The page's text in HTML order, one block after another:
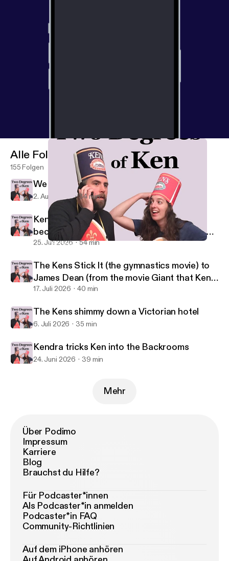
The Devil Drinks Seltzer (in this case the devil is the Kens)
Alle Folgen
155 Folgen
We Coulda Been Kentenders
2. Aug. 2026 34 min
Ken and Kendra go on an Odyssey. Kendra
becomes a pig, Ken is Charlize Theron on the
beach.
25. Juli 2026 54 min
The Kens Stick It (the gymnastics movie) to
James Dean (from the movie Giant that Ken
watched)
17. Juli 2026 40 min
The Kens shimmy down a Victorian hotel
6. Juli 2026 35 min
Kendra tricks Ken into the Backrooms
24. Juni 2026 39 min
Mehr
Über Podimo
Impressum
Karriere
Blog
Brauchst du Hilfe?
Für Podcaster*innen
Als Podcaster*in anmelden
Podcaster*in FAQ
Community-Richtlinien
Auf dem iPhone anhören